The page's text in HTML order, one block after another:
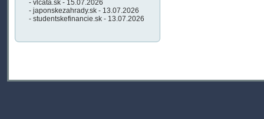
- vlcata.sk - 15.07.2026
- japonskezahrady.sk - 13.07.2026
- studentskefinancie.sk - 13.07.2026